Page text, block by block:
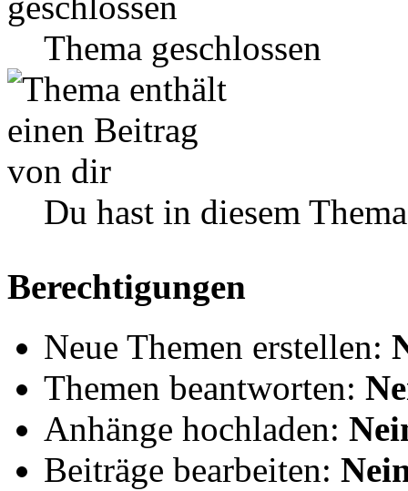
Thema geschlossen
Du hast in diesem
Berechtigungen
Neue Themen erstellen:
Themen beantworten:
Anhänge hochladen:
Beiträge bearbeiten: